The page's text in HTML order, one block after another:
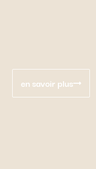
en savoir plus